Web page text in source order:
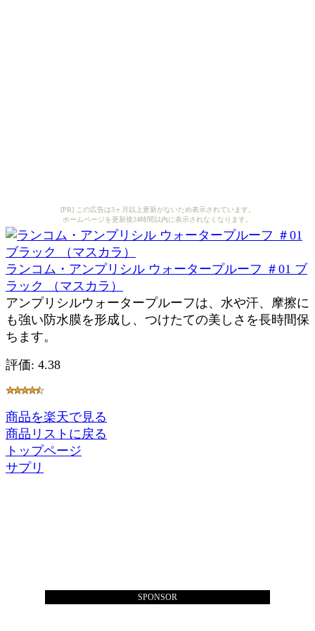
[PR] この広告は3ヶ月以上更新がないため表示されています。
ホームページを更新後24時間以内に表示されなくなります。
ランコム・アンプリシル ウォータープルーフ ＃01 ブ
ラック （マスカラ）
アンプリシルウォータープルーフは、水や汗、摩擦に
も強い防水膜を形成し、つけたての美しさを長時間保
ちます。
評価: 4.38
商品を楽天で見る
商品リストに戻る
トップページ
サプリ
SPONSOR